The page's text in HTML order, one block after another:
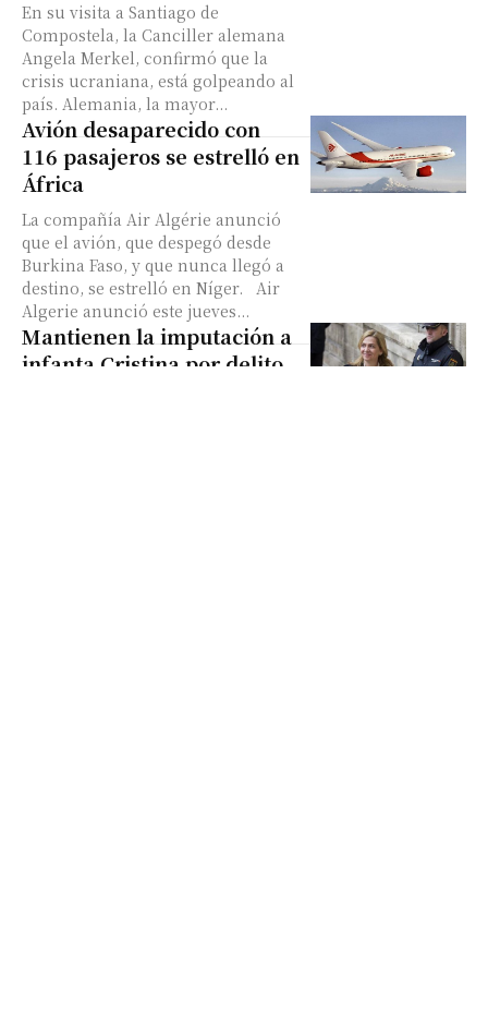
En su visita a Santiago de
Compostela, la Canciller alemana
Angela Merkel, confirmó que la
crisis ucraniana, está golpeando al
país. Alemania, la mayor...
Avión desaparecido con
116 pasajeros se estrelló en
África
La compañía Air Algérie anunció
que el avión, que despegó desde
Burkina Faso, y que nunca llegó a
destino, se estrelló en Níger. Air
Algerie anunció este jueves...
Mantienen la imputación a
infanta Cristina por delito